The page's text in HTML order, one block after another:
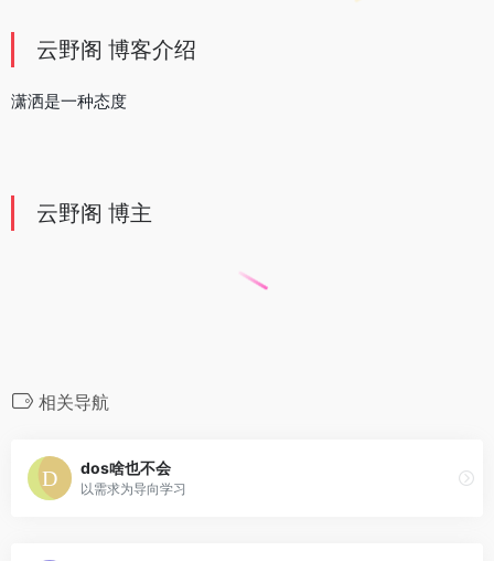
云野阁 博客介绍
潇洒是一种态度
云野阁 博主
相关导航
dos啥也不会
以需求为导向学习